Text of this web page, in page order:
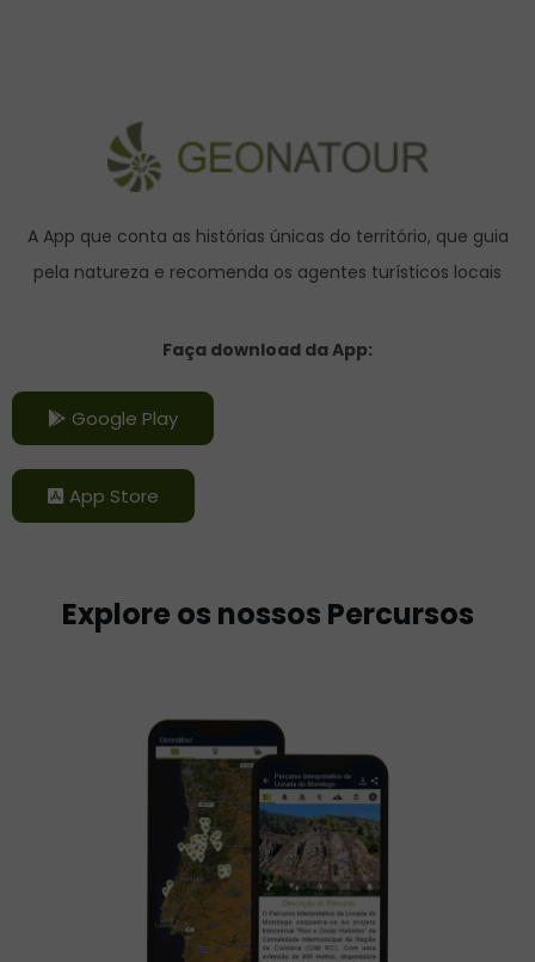
A App que conta as histórias únicas do território, que guia
pela natureza e recomenda os agentes turísticos locais
Faça download da App:
Google Play
App Store
Explore os nossos Percursos